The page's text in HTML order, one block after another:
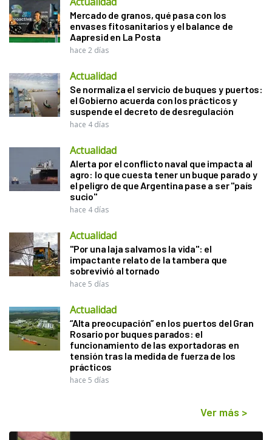
Mercado de granos, qué pasa con los
envases fitosanitarios y el balance de
Aapresid en La Posta
hace 2 días
Actualidad
Se normaliza el servicio de buques y puertos:
el Gobierno acuerda con los prácticos y
suspende el decreto de desregulación
hace 4 días
Actualidad
Alerta por el conflicto naval que impacta al
agro: lo que cuesta tener un buque parado y
el peligro de que Argentina pase a ser "país
sucio"
hace 4 días
Actualidad
"Por una laja salvamos la vida": el
impactante relato de la tambera que
sobrevivió al tornado
hace 5 días
Actualidad
“Alta preocupación” en los puertos del Gran
Rosario por buques parados: el
funcionamiento de las exportadoras en
tensión tras la medida de fuerza de los
prácticos
hace 5 días
Ver más >